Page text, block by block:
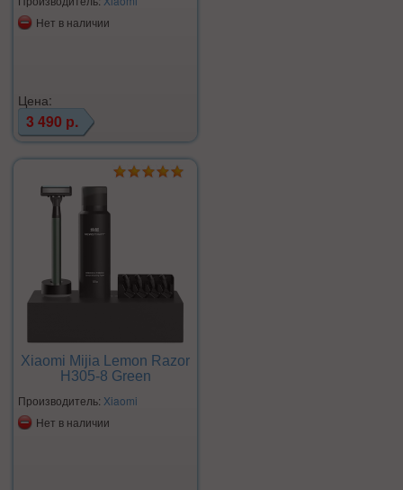
Нет в наличии
Цена:
3 490 р.
Xiaomi Mijia Lemon Razor
H305-8 Green
Производитель: Xiaomi
Нет в наличии